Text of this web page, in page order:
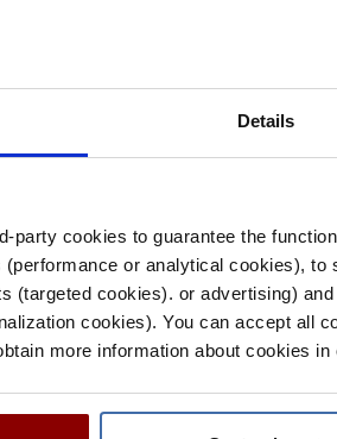
Details
party cookies to guarantee the
or analytical cookies),
(targeted cookies). or advertising)
cookies). You can accept all
more information about cookies in
de los procesos
medida, la agenda del 2024el del
la seguridad alimentaria.
la implementación de